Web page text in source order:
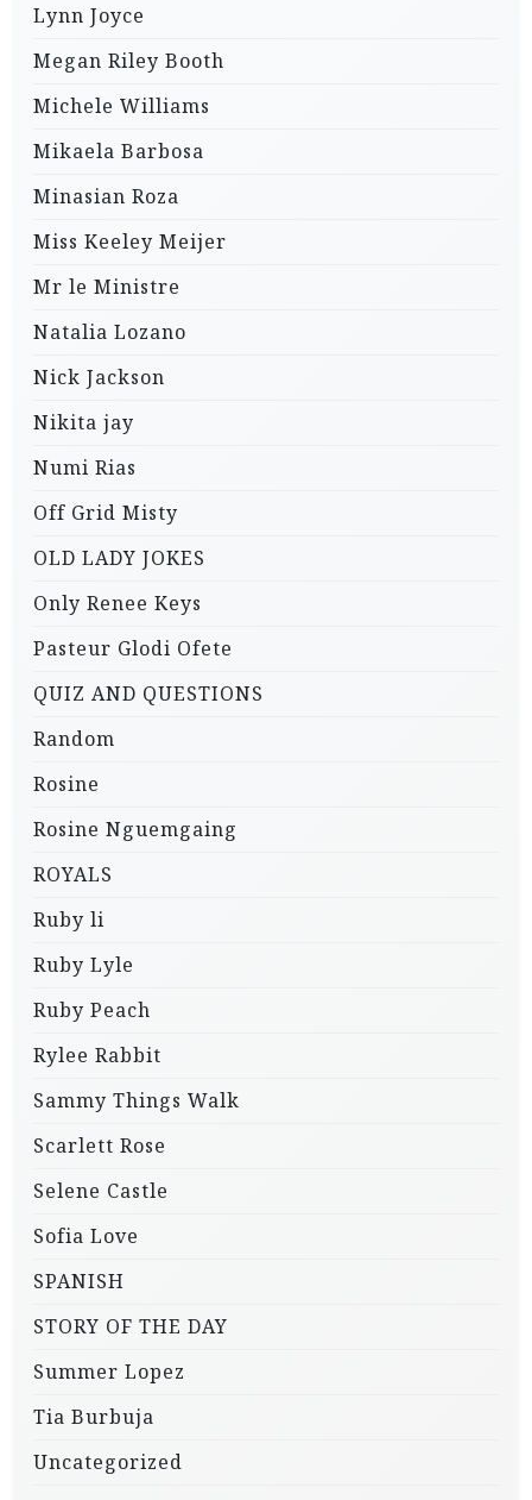
Lynn Joyce
Megan Riley Booth
Michele Williams
Mikaela Barbosa
Minasian Roza
Miss Keeley Meijer
Mr le Ministre
Natalia Lozano
Nick Jackson
Nikita jay
Numi Rias
Off Grid Misty
OLD LADY JOKES
Only Renee Keys
Pasteur Glodi Ofete
QUIZ AND QUESTIONS
Random
Rosine
Rosine Nguemgaing
ROYALS
Ruby li
Ruby Lyle
Ruby Peach
Rylee Rabbit
Sammy Things Walk
Scarlett Rose
Selene Castle
Sofia Love
SPANISH
STORY OF THE DAY
Summer Lopez
Tia Burbuja
Uncategorized